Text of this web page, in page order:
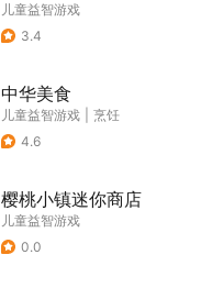
儿童益智游戏
3.4
中华美食
儿童益智游戏
烹饪
4.6
樱桃小镇迷你商店
儿童益智游戏
0.0